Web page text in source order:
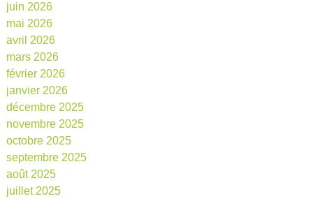
juin 2026
mai 2026
avril 2026
mars 2026
février 2026
janvier 2026
décembre 2025
novembre 2025
octobre 2025
septembre 2025
août 2025
juillet 2025